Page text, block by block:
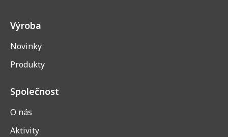
Výroba
Novinky
Produkty
Společnost
O nás
Aktivity